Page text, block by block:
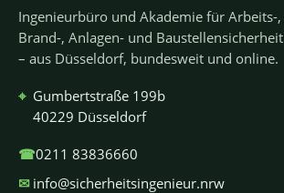
Ingenieurbüro und Akademie für Arbeits-,
Brand-, Anlagen- und Baustellensicherheit
– aus Düsseldorf, bundesweit und online.
⌖ Gumbertstraße 199b
40229 Düsseldorf
☎0211 83836660
✉ info@sicherheitsingenieur.nrw